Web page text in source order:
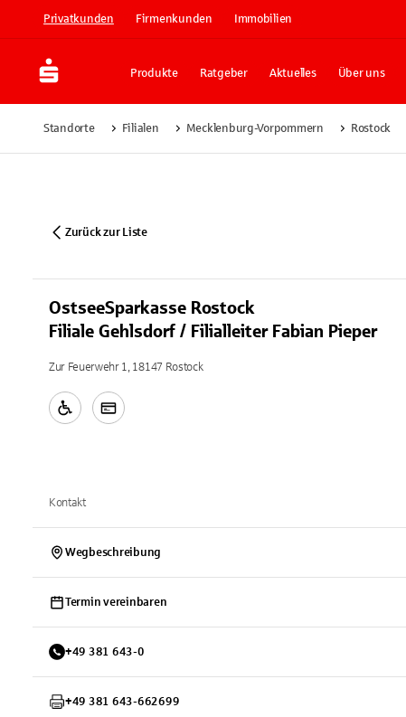
Privatkunden Firmenkunden Immobilien
Produkte Ratgeber Aktuelles Über uns
Standorte Filialen Mecklenburg-Vorpommern Rostock
Zurück zur Liste
OstseeSparkasse Rostock
Filiale Gehlsdorf / Filialleiter Fabian Pieper
Zur Feuerwehr 1, 18147 Rostock
Kontakt
Wegbeschreibung
Termin vereinbaren
+49 381 643-0
+49 381 643-662699